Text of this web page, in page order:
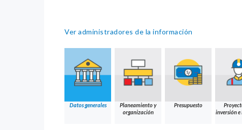
Ver administradores de la información
Datos generales
Planeamiento y
organización
Presupuesto
inversión